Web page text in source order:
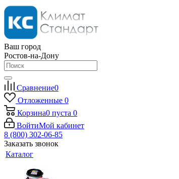
Ваш город
Ростов-на-Дону
Сравнение0
Отложенные 0
Корзина0 пуста 0
ВойтиМой кабинет
8 (800) 302-06-85
Заказать звонок
Каталог